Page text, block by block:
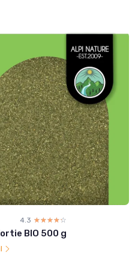
4.3 ☆☆☆☆☆
★★★★★
BIO 500 g